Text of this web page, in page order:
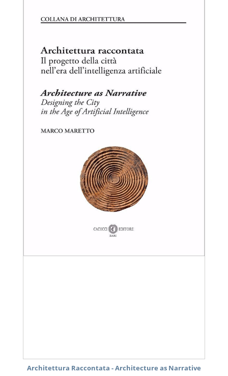
Architettura Raccontata - Architecture as Narrative